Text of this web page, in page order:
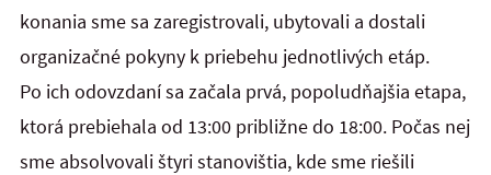
konania sme sa zaregistrovali, ubytovali a dostali
organizačné pokyny k priebehu jednotlivých etáp.
Po ich odovzdaní sa začala prvá, popoludňajšia etapa,
ktorá prebiehala od 13:00 približne do 18:00. Počas nej
sme absolvovali štyri stanovištia, kde sme riešili